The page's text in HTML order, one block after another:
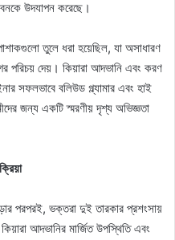
উদযাপন করেছে।
তুলে ধরা হয়েছিল, যা অসাধারণ
পরিচয় দেয়। কিয়ারা আদভানি এবং করণ
সফলভাবে বলিউড গ্ল্যামার এবং হাই
জন্য একটি স্মরণীয় দৃশ্য অভিজ্ঞতা
পরপরই, ভক্তরা দুই তারকার প্রশংসায়
আদভানির মার্জিত উপস্থিতি এবং